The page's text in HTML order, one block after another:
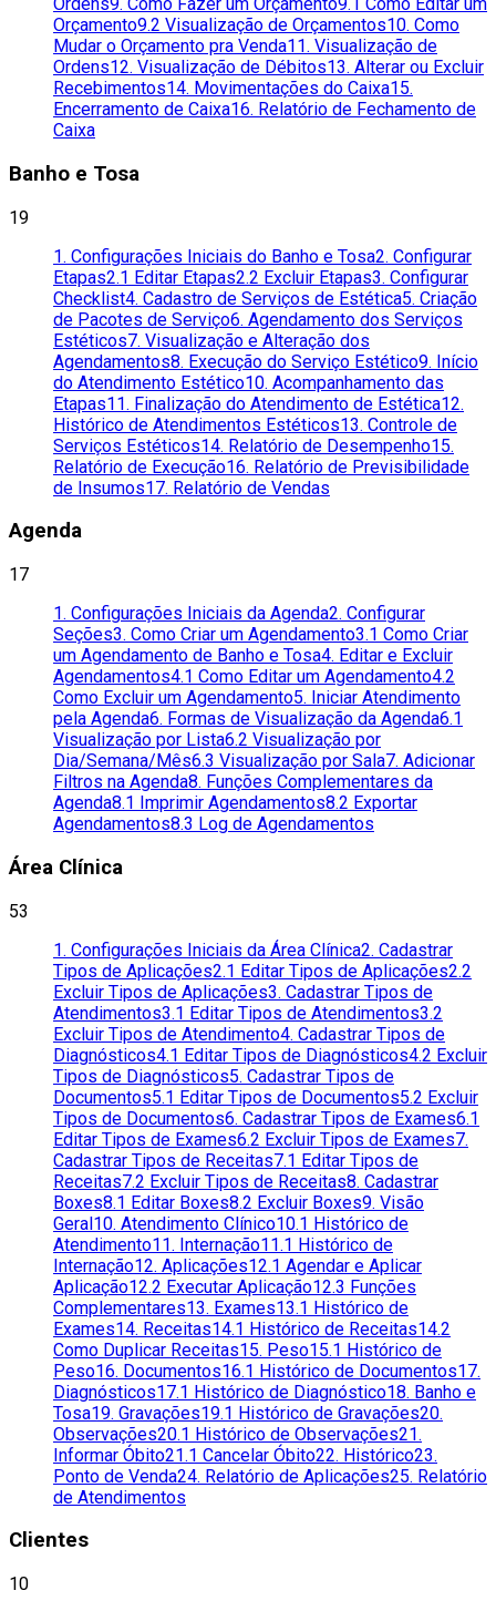
Ordens9. Como Fazer um Orçamento9.1 Como Editar um
Orçamento9.2 Visualização de Orçamentos10. Como
Mudar o Orçamento pra Venda11. Visualização de
Ordens12. Visualização de Débitos13. Alterar ou Excluir
Recebimentos14. Movimentações do Caixa15.
Encerramento de Caixa16. Relatório de Fechamento de
Caixa
Banho e Tosa
19
1. Configurações Iniciais do Banho e Tosa2. Configurar
Etapas2.1 Editar Etapas2.2 Excluir Etapas3. Configurar
Checklist4. Cadastro de Serviços de Estética5. Criação
de Pacotes de Serviço6. Agendamento dos Serviços
Estéticos7. Visualização e Alteração dos
Agendamentos8. Execução do Serviço Estético9. Início
do Atendimento Estético10. Acompanhamento das
Etapas11. Finalização do Atendimento de Estética12.
Histórico de Atendimentos Estéticos13. Controle de
Serviços Estéticos14. Relatório de Desempenho15.
Relatório de Execução16. Relatório de Previsibilidade
de Insumos17. Relatório de Vendas
Agenda
17
1. Configurações Iniciais da Agenda2. Configurar
Seções3. Como Criar um Agendamento3.1 Como Criar
um Agendamento de Banho e Tosa4. Editar e Excluir
Agendamentos4.1 Como Editar um Agendamento4.2
Como Excluir um Agendamento5. Iniciar Atendimento
pela Agenda6. Formas de Visualização da Agenda6.1
Visualização por Lista6.2 Visualização por
Dia/Semana/Mês6.3 Visualização por Sala7. Adicionar
Filtros na Agenda8. Funções Complementares da
Agenda8.1 Imprimir Agendamentos8.2 Exportar
Agendamentos8.3 Log de Agendamentos
Área Clínica
53
1. Configurações Iniciais da Área Clínica2. Cadastrar
Tipos de Aplicações2.1 Editar Tipos de Aplicações2.2
Excluir Tipos de Aplicações3. Cadastrar Tipos de
Atendimentos3.1 Editar Tipos de Atendimentos3.2
Excluir Tipos de Atendimento4. Cadastrar Tipos de
Diagnósticos4.1 Editar Tipos de Diagnósticos4.2 Excluir
Tipos de Diagnósticos5. Cadastrar Tipos de
Documentos5.1 Editar Tipos de Documentos5.2 Excluir
Tipos de Documentos6. Cadastrar Tipos de Exames6.1
Editar Tipos de Exames6.2 Excluir Tipos de Exames7.
Cadastrar Tipos de Receitas7.1 Editar Tipos de
Receitas7.2 Excluir Tipos de Receitas8. Cadastrar
Boxes8.1 Editar Boxes8.2 Excluir Boxes9. Visão
Geral10. Atendimento Clínico10.1 Histórico de
Atendimento11. Internação11.1 Histórico de
Internação12. Aplicações12.1 Agendar e Aplicar
Aplicação12.2 Executar Aplicação12.3 Funções
Complementares13. Exames13.1 Histórico de
Exames14. Receitas14.1 Histórico de Receitas14.2
Como Duplicar Receitas15. Peso15.1 Histórico de
Peso16. Documentos16.1 Histórico de Documentos17.
Diagnósticos17.1 Histórico de Diagnóstico18. Banho e
Tosa19. Gravações19.1 Histórico de Gravações20.
Observações20.1 Histórico de Observações21.
Informar Óbito21.1 Cancelar Óbito22. Histórico23.
Ponto de Venda24. Relatório de Aplicações25. Relatório
de Atendimentos
Clientes
10